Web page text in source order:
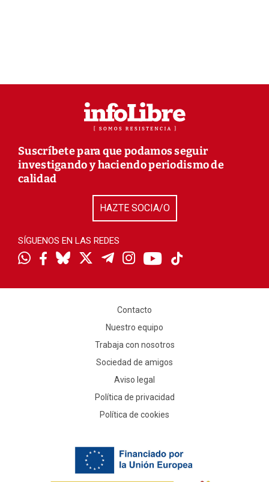
Suscríbete para que podamos seguir
investigando y haciendo periodismo de
calidad
HAZTE SOCIA/O
SÍGUENOS EN LAS REDES
Contacto
Nuestro equipo
Trabaja con nosotros
Sociedad de amigos
Aviso legal
Política de privacidad
Política de cookies